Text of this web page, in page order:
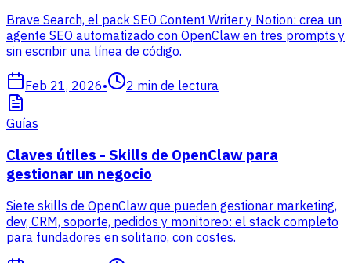
Brave Search, el pack SEO Content Writer y Notion: crea un
agente SEO automatizado con OpenClaw en tres prompts y
sin escribir una línea de código.
Feb 21, 2026• 2 min de lectura
Guías
Claves útiles - Skills de OpenClaw para
gestionar un negocio
Siete skills de OpenClaw que pueden gestionar marketing,
dev, CRM, soporte, pedidos y monitoreo: el stack completo
para fundadores en solitario, con costes.